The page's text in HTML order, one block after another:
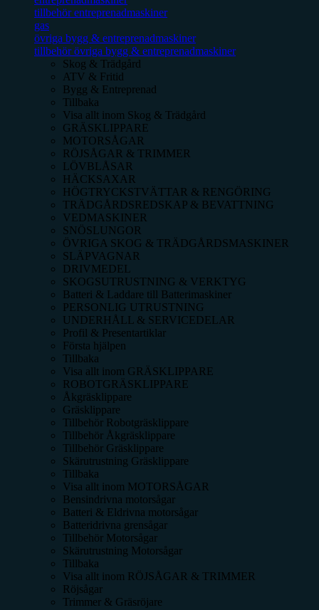
tillbehör entreprenadmaskiner
gas
övriga bygg & entreprenadmaskiner
tillbehör övriga bygg & entreprenadmaskiner
Skog & Trädgård
ATV & Fritid
Bygg & Entreprenad
Tillbaka
Visa allt inom Skog & Trädgård
GRÄSKLIPPARE
MOTORSÅGAR
RÖJSÅGAR & TRIMMER
LÖVBLÅSAR
HÄCKSAXAR
HÖGTRYCKSTVÄTTAR & RENGÖRING
TRÄDGÅRDSREDSKAP & BEVATTNING
VEDMASKINER
SNÖSLUNGOR
ÖVRIGA SKOG & TRÄDGÅRDSMASKINER
SLÄPVAGNAR
DRIVMEDEL
SKOGSUTRUSTNING & VERKTYG
Batteri & Laddare till Batterimaskiner
PERSONLIG UTRUSTNING
UNDERHÅLL & SERVICEDELAR
Profil & Presentartiklar
Första hjälpen
Tillbaka
Visa allt inom GRÄSKLIPPARE
ROBOTGRÄSKLIPPARE
Åkgräsklippare
Gräsklippare
Tillbehör Robotgräsklippare
Tillbehör Åkgräsklippare
Tillbehör Gräsklippare
Skärutrustning Gräsklippare
Tillbaka
Visa allt inom MOTORSÅGAR
Bensindrivna motorsågar
Batteri & Eldrivna motorsågar
Batteridrivna grensågar
Tillbehör Motorsågar
Skärutrustning Motorsågar
Tillbaka
Visa allt inom RÖJSÅGAR & TRIMMER
Röjsågar
Trimmer & Gräsröjare